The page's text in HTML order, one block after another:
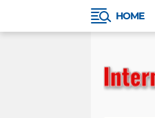
HOME